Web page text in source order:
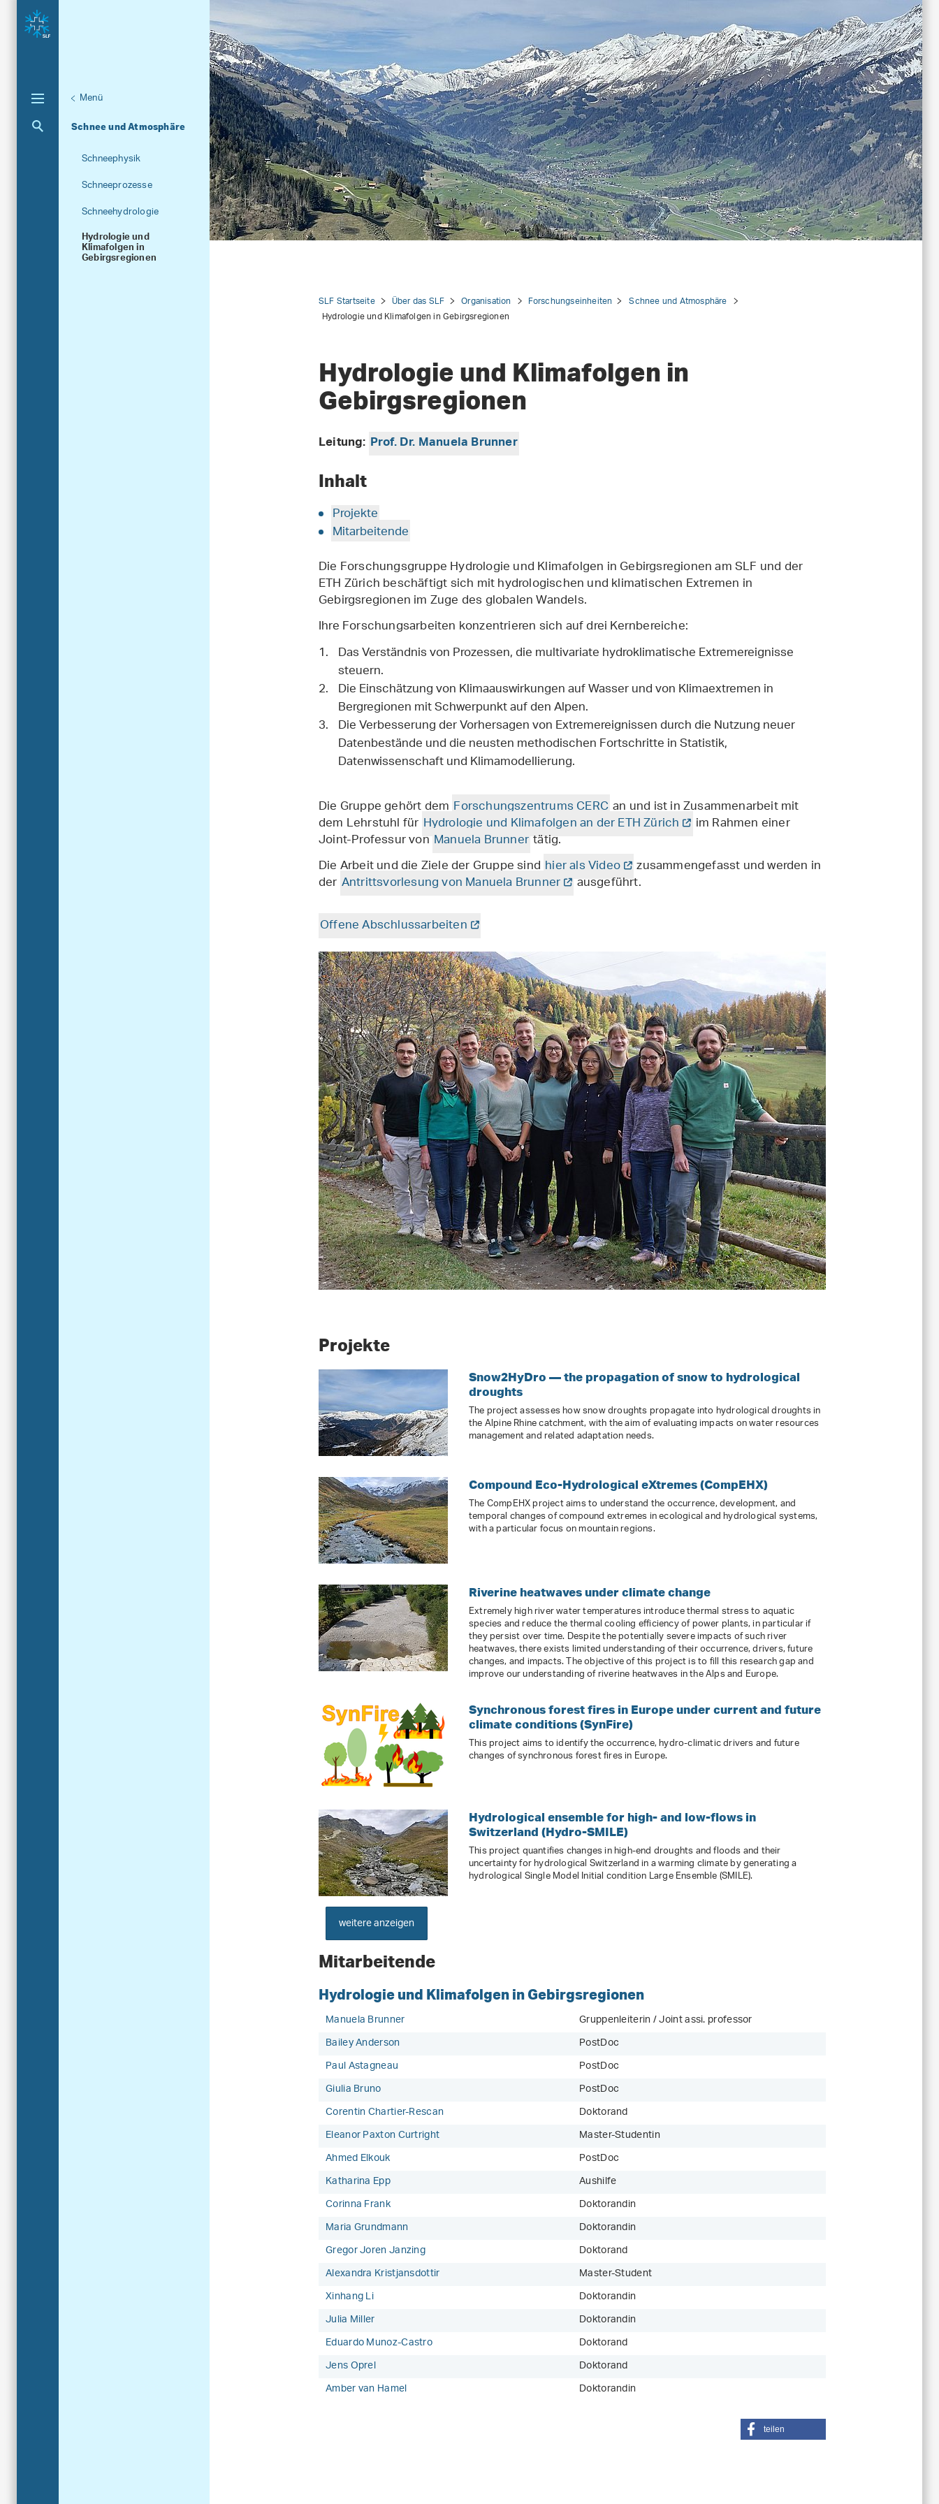
Forschungseinheiten
Unternavigation
Menü
Schnee und Atmosphäre
Aktuelle Navigation
Schneephysik
Schneeprozesse
Schneehydrologie
Hydrologie und
Klimafolgen in
Gebirgsregionen
SLF Startseite Über das SLF Organisation Forschungseinheiten
Schnee und Atmosphäre
Hydrologie und Klimafolgen in Gebirgsregionen
Hydrologie und Klimafolgen in
Gebirgsregionen
Leitung: Prof. Dr. Manuela Brunner
Inhalt
Projekte
Mitarbeitende
Die Forschungsgruppe Hydrologie und Klimafolgen in Gebirgsregionen am SLF und der
ETH Zürich beschäftigt sich mit hydrologischen und klimatischen Extremen in
Gebirgsregionen im Zuge des globalen Wandels.
Ihre Forschungsarbeiten konzentrieren sich auf drei Kernbereiche:
Das Verständnis von Prozessen, die multivariate hydroklimatische Extremereignisse
steuern.
Die Einschätzung von Klimaauswirkungen auf Wasser und von Klimaextremen in
Bergregionen mit Schwerpunkt auf den Alpen.
Die Verbesserung der Vorhersagen von Extremereignissen durch die Nutzung neuer
Datenbestände und die neusten methodischen Fortschritte in Statistik,
Datenwissenschaft und Klimamodellierung.
Die Gruppe gehört dem Forschungszentrums CERCan und ist in Zusammenarbeit mit
dem Lehrstuhl für Hydrologie und Klimafolgen an der ETH Zürich im Rahmen einer
Joint-Professur von Manuela Brunnertätig.
Die Arbeit und die Ziele der Gruppe sind hier als Video zusammengefasst und werden in
derAntrittsvorlesung von Manuela Brunner
ausgeführt.
Offene Abschlussarbeiten
Projekte
Snow2HyDro — the propagation of snow to hydrological
droughts
The project assesses how snow droughts propagate into hydrological droughts in
the Alpine Rhine catchment, with the aim of evaluating impacts on water resources
management and related adaptation needs.
Compound Eco-Hydrological eXtremes (CompEHX)
The CompEHX project aims to understand the occurrence, development, and
temporal changes of compound extremes in ecological and hydrological systems,
with a particular focus on mountain regions.
Riverine heatwaves under climate change
Extremely high river water temperatures introduce thermal stress to aquatic
species and reduce the thermal cooling efficiency of power plants, in particular if
they persist over time. Despite the potentially severe impacts of such river
heatwaves, there exists limited understanding of their occurrence, drivers, future
changes, and impacts. The objective of this project is to fill this research gap and
improve our understanding of riverine heatwaves in the Alps and Europe.
Synchronous forest fires in Europe under current and future
climate conditions (SynFire)
This project aims to identify the occurrence, hydro-climatic drivers and future
changes of synchronous forest fires in Europe.
Hydrological ensemble for high- and low-flows in
Switzerland (Hydro-SMILE)
This project quantifies changes in high-end droughts and floods and their
uncertainty for hydrological Switzerland in a warming climate by generating a
hydrological Single Model Initial condition Large Ensemble (SMILE).
weitere anzeigen
Mitarbeitende
Hydrologie und Klimafolgen in Gebirgsregionen
Manuela Brunner
Gruppenleiterin / Joint assi. professor
Bailey Anderson
PostDoc
Paul Astagneau
PostDoc
Giulia Bruno
PostDoc
Corentin Chartier-Rescan
Doktorand
Eleanor Paxton Curtright
Master-Studentin
Ahmed Elkouk
PostDoc
Katharina Epp
Aushilfe
Corinna Frank
Doktorandin
Maria Grundmann
Doktorandin
Gregor Joren Janzing
Doktorand
Alexandra Kristjansdottir
Master-Student
Xinhang Li
Doktorandin
Julia Miller
Doktorandin
Eduardo Munoz-Castro
Doktorand
Jens Oprel
Doktorand
Amber van Hamel
Doktorandin
teilen